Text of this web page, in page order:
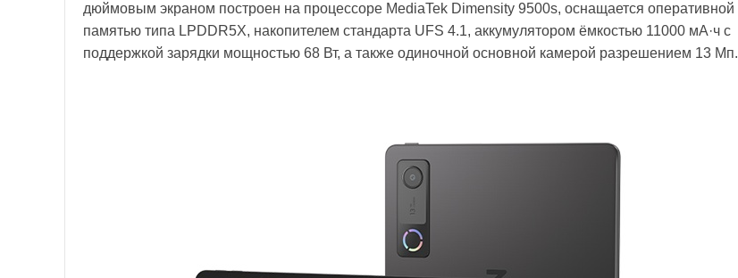
дюймовым экраном построен на процессоре MediaTek Dimensity 9500s, оснащается оперативной
памятью типа LPDDR5X, накопителем стандарта UFS 4.1, аккумулятором ёмкостью 11000 мА·ч с
поддержкой зарядки мощностью 68 Вт, а также одиночной основной камерой разрешением 13 Мп.